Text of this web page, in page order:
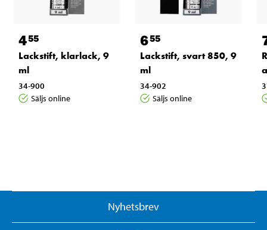
455
Lackstift, klarlack, 9
ml
34-900
Säljs online
655
Lackstift, svart 850, 9
ml
34-902
Säljs online
Nyhetsbrev